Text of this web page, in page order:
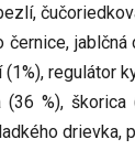
jablčná
regulátor
(36 %),
drievka,